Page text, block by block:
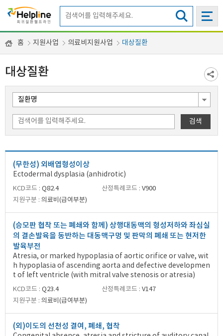
홈 지원사업 의료비지원사업 대상질환
대상질환
검색
(무한성) 외배엽형성이상
Ectodermal dysplasia (anhidrotic)
KCD코드 : Q82.4 산정특례코드 :V900
지원구분 : 의료비(급여부분)
(승모판 협착 또는 폐쇄와 함께) 상행대동맥의 형성저하와 좌심실
의 결손발육을 동반하는 대동맥구멍 및 판막의 폐쇄 또는 현저한
발육부전
Atresia, or marked hypoplasia of aortic orifice or valve, wit
h hypoplasia of ascending aorta and defective developmen
t of left ventricle (with mitral valve stenosis or atresia)
KCD코드 : Q23.4 산정특례코드 :V147
지원구분 : 의료비(급여부분)
(외)이도의 선천성 결여, 폐쇄, 협착